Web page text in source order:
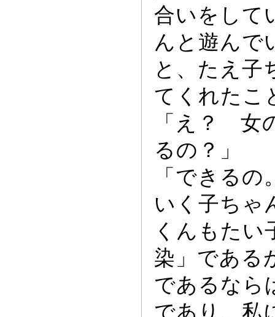
合いをして
んと遊んで
と、たえ子
てくれたこ
「え？ 女
るの？」
「できる
いく子ち ゃ
くんもたい
染」である
であるなら
であり、私